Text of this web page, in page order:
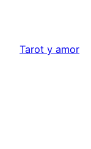
Tarot y amor